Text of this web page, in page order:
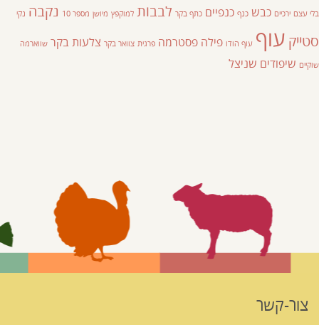
בלי עצם ירכיים כבש כנף כנפיים כתף בקר לבבות למוקפץ מיושן מספר 10 נקבה נקי
סטייק עוף עוף הודו פילה פסטרמה פרגית צוואר בקר צלעות בקר שווארמה
שוקיים שיפודים שניצל
צור-קשר